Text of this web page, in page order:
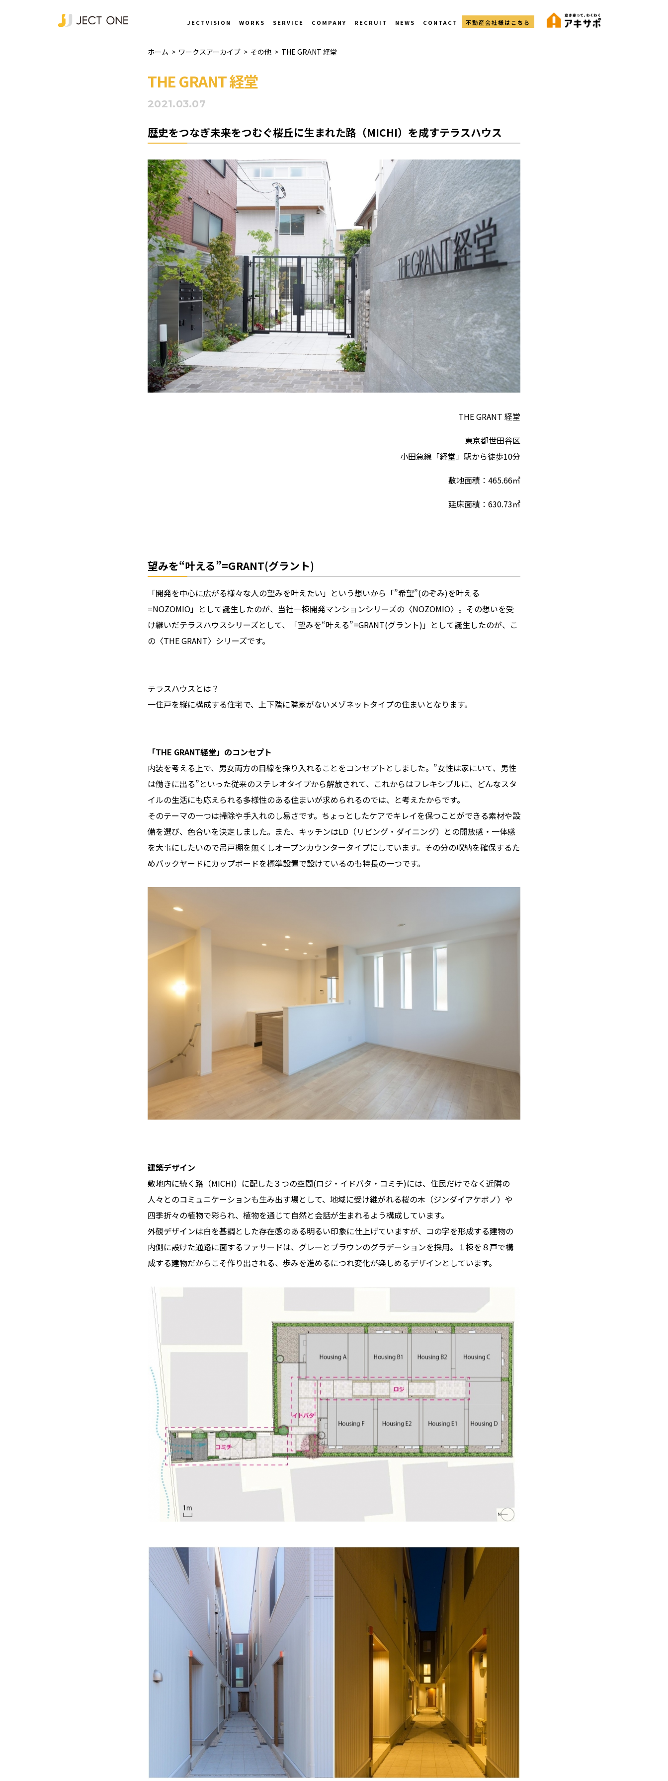
JECTVISION WORKS SERVICE COMPANY RECRUIT NEWS CONTACT 不動産会社様はこちら
ホーム > ワークスアーカイブ > その他 > THE GRANT 経堂
THE GRANT 経堂
2021.03.07
歴史をつなぎ未来をつむぐ桜丘に生まれた路（MICHI）を成すテラスハウス
THE GRANT 経堂
東京都世田谷区
小田急線「経堂」駅から徒歩10分
敷地⾯積：465.66㎡
延床⾯積：630.73㎡
望みを“叶える”=GRANT(グラント)
「開発を中心に広がる様々な人の望みを叶えたい」という想いから「”希望”(のぞみ)を叶える
=NOZOMIO」として誕生したのが、当社一棟開発マンションシリーズの〈NOZOMIO〉。その想いを受
け継いだテラスハウスシリーズとして、「望みを“叶える”=GRANT(グラント)」として誕生したのが、こ
の〈THE GRANT〉シリーズです。
テラスハウスとは？
一住戸を縦に構成する住宅で、上下階に隣家がないメゾネットタイプの住まいとなります。
「THE GRANT経堂」のコンセプト
内装を考える上で、男女両方の目線を採り入れることをコンセプトとしました。”女性は家にいて、男性
は働きに出る”といった従来のステレオタイプから解放されて、これからはフレキシブルに、どんなスタ
イルの生活にも応えられる多様性のある住まいが求められるのでは、と考えたからです。
そのテーマの一つは掃除や手入れのし易さです。ちょっとしたケアでキレイを保つことができる素材や設
備を選び、色合いを決定しました。また、キッチンはLD（リビング・ダイニング）との開放感・一体感
を大事にしたいので吊戸棚を無くしオープンカウンタータイプにしています。その分の収納を確保するた
めバックヤードにカップボードを標準設置で設けているのも特長の一つです。
建築デザイン
敷地内に続く路（MICHI）に配した３つの空間(ロジ・イドバタ・コミチ)には、住民だけでなく近隣の
人々とのコミュニケーションも生み出す場として、地域に受け継がれる桜の木（ジンダイアケボノ）や
四季折々の植物で彩られ、植物を通じて自然と会話が生まれるよう構成しています。
外観デザインは白を基調とした存在感のある明るい印象に仕上げていますが、コの字を形成する建物の
内側に設けた通路に面するファサードは、グレーとブラウンのグラデーションを採用。１棟を８戸で構
成する建物だからこそ作り出される、歩みを進めるにつれ変化が楽しめるデザインとしています。